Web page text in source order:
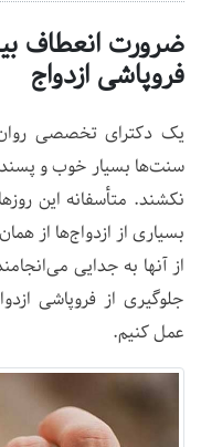
ضرورت انعطاف
فروپاشی ازدواج
یک دکترای تخصصی
سنت‌ها بسیار خوب و
نکشند. متأسفانه این
بسیاری از ازدواج‌ها از
از آنها به جدایی
جلوگیری از فروپاشی
عمل کنیم.